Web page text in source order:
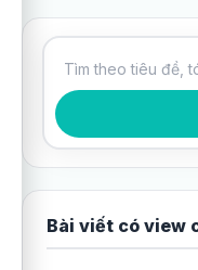
Tìm kiếm bài viết
Bài viết có view